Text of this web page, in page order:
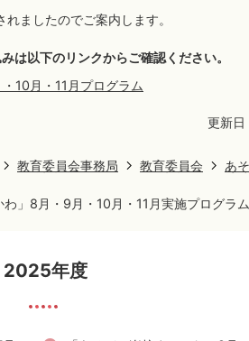
ましたのでご案内します。
は以下のリンクからご確認ください。
10月・11月プログラム
更新
教育委員会事務局 教育委員会
あ
わ」8月・9月・10月・11月実施プログラ
2025年度